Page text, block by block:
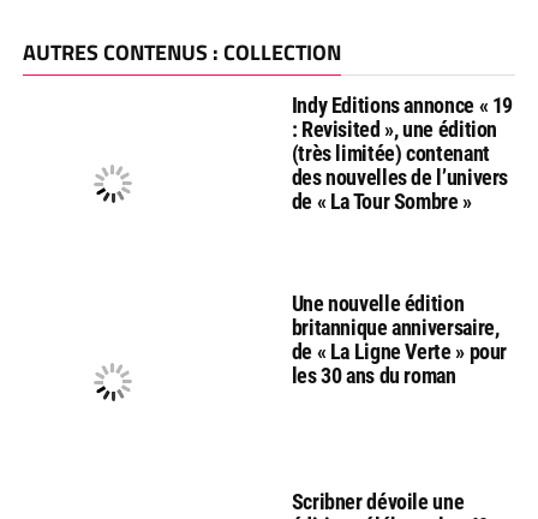
AUTRES CONTENUS : COLLECTION
Indy Editions annonce « 19
: Revisited », une édition
(très limitée) contenant
des nouvelles de l’univers
de « La Tour Sombre »
Une nouvelle édition
britannique anniversaire,
de « La Ligne Verte » pour
les 30 ans du roman
Scribner dévoile une